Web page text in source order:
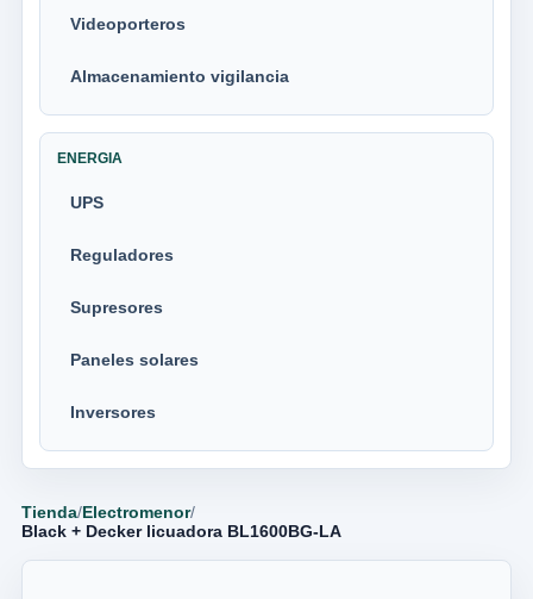
Videoporteros
Almacenamiento vigilancia
ENERGIA
UPS
Reguladores
Supresores
Paneles solares
Inversores
Tienda/Electromenor/
Black + Decker licuadora BL1600BG-LA